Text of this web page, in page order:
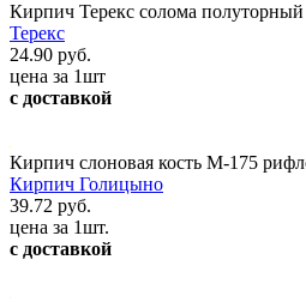
Кирпич Терекс солома полуторный
Терекс
24.90 руб.
цена за 1шт
с доставкой
Кирпич слоновая кость М-175
Кирпич Голицыно
39.72 руб.
цена за 1шт.
с доставкой